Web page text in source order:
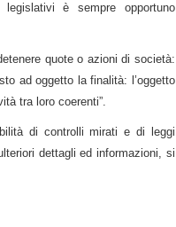
è sempre opportuno
quote o azioni di società:
ad oggetto la finalità: l’oggetto
tra loro coerenti”.
di controlli mirati e di leggi
dettagli ed informazioni, si